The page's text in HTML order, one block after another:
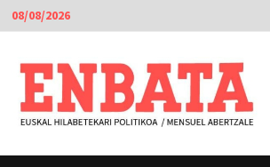
Passer
au
contenu
08/08/2026